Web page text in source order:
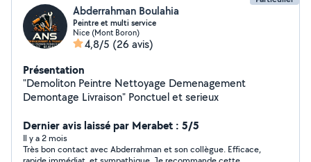
Abderrahman Boulahia
Peintre et multi service
Nice (Mont Boron)
4,8/5 (26 avis)
Présentation
"Demoliton Peintre Nettoyage Demenagement
Demontage Livraison" Ponctuel et serieux
Dernier avis laissé par Merabet : 5/5
Il y a 2 mois
Très bon contact avec Abderrahman et son collègue. Efficace,